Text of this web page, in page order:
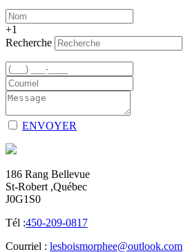
+1
Recherche
ENVOYER
186 Rang Bellevue
St-Robert ,Québec
J0G1S0
Tél :450-209-0817
Courriel : lesboismorphee@outlook.com